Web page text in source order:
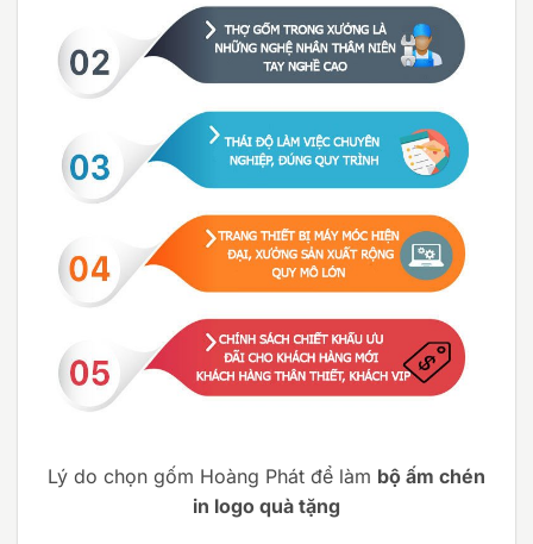
Lý do chọn gốm Hoàng Phát để làm bộ ấm chén
in logo quà tặng